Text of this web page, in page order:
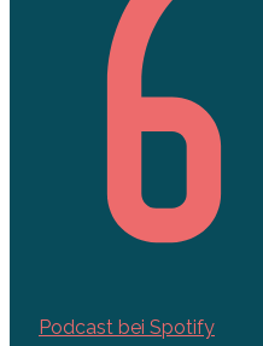
Podcast bei Spotify